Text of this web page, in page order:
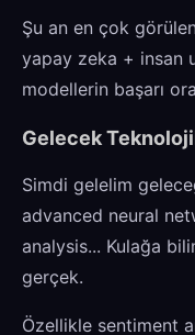
Şu an en çok
yapay zeka + insan
modellerin başarı
Gelecek
Simdi gelelim
advanced neural
analysis... Kulağa
gerçek.
Özellikle sentiment